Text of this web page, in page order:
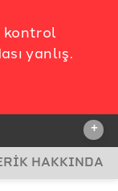
kontrol
yanlış.
+
HAKKINDA